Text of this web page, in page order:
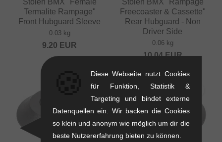
Stolen BMX "Female
Termalite Rampage"
Front Hubguard Sleeve
0.03 kg
9.20 EUR
Stolen BMX "Rampage
Freecoaster & Cassette"
Rear Hubguard - Non
Driver Side
0.06 kg
10.04EUR
Diese Webseite nutzt Cookies
für Funktion, Statistik &
Targeting und bindet externe
Datenquellen ein. Wir backen die Cookies
so klein und anonym wie möglich um dir die
beste Nutzererfahrung bieten zu können.